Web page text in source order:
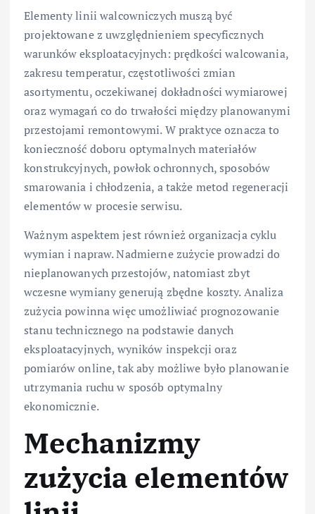
Elementy linii walcowniczych muszą być
projektowane z uwzględnieniem specyficznych
warunków eksploatacyjnych: prędkości walcowania,
zakresu temperatur, częstotliwości zmian
asortymentu, oczekiwanej dokładności wymiarowej
oraz wymagań co do trwałości między planowanymi
przestojami remontowymi. W praktyce oznacza to
konieczność doboru optymalnych materiałów
konstrukcyjnych, powłok ochronnych, sposobów
smarowania i chłodzenia, a także metod regeneracji
elementów w procesie serwisu.
Ważnym aspektem jest również organizacja cyklu
wymian i napraw. Nadmierne zużycie prowadzi do
nieplanowanych przestojów, natomiast zbyt
wczesne wymiany generują zbędne koszty. Analiza
zużycia powinna więc umożliwiać prognozowanie
stanu technicznego na podstawie danych
eksploatacyjnych, wyników inspekcji oraz
pomiarów online, tak aby możliwe było planowanie
utrzymania ruchu w sposób optymalny
ekonomicznie.
Mechanizmy
zużycia elementów